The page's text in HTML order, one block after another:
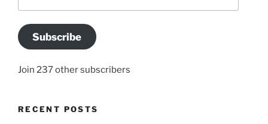
Subscribe
Join 237 other subscribers
RECENT POSTS